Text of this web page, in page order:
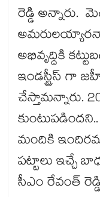
రెడ్డి
అభివృద్దికి
ఇండస్ట్రీస్​ గా
చేస్తామన్నారు.
మందికి
పట్టాలు ఇచ్చే
సీఎం రేవంత్​